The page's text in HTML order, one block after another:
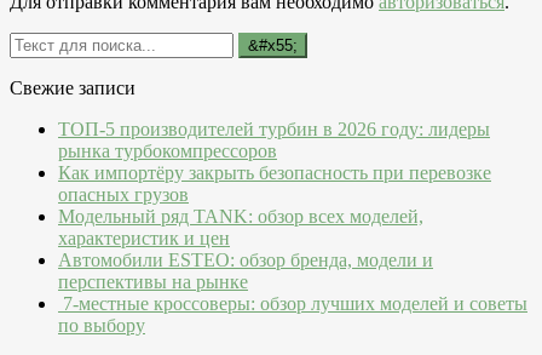
Свежие записи
ТОП-5 производителей турбин в 2026 году: лидеры
рынка турбокомпрессоров
Как импортёру закрыть безопасность при перевозке
опасных грузов
Модельный ряд TANK: обзор всех моделей,
характеристик и цен
Автомобили ESTEO: обзор бренда, модели и
перспективы на рынке
7-местные кроссоверы: обзор лучших моделей и советы
по выбору